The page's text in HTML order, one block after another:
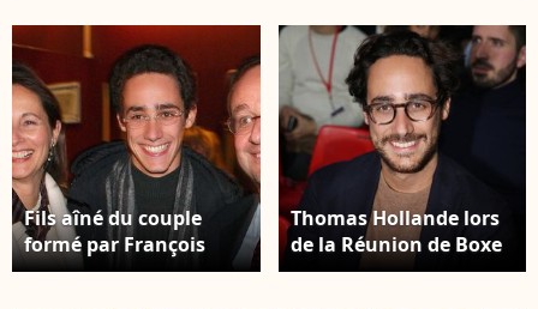
Fils aîné du couple
formé par François
Hollande et Ségolène
Thomas Hollande lors
de la Réunion de Boxe
No Limits VII organisée